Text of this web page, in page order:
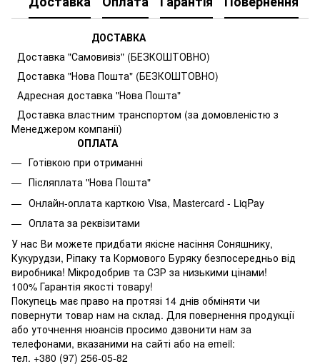
ДОСТАВКА
Доставка "Самовивіз" (БЕЗКОШТОВНО)
Доставка "Нова Пошта" (БЕЗКОШТОВНО)
Адресная доставка "Нова Пошта"
Доставка властним транспортом (за домовленістю з
Менеджером компанії)
ОПЛАТА
Готівкою при отриманні
Післяплата "Нова Пошта"
Онлайн-оплата карткою Visa, Mastercard - LiqPay
Оплата за реквізитами
У нас Ви можете придбати якісне насіння Соняшнику,
Кукурудзи, Ріпаку та Кормового Буряку безпосередньо від
виробника! Мікродобрив та СЗР за низькими цінами!
100% Гарантія якості товару!
Покупець має право на протязі 14 днів обміняти чи
повернути товар нам на склад. Для повернення продукції
або уточнення нюансів просимо дзвонити нам за
телефонами, вказаними на сайті або на emeil:
тел. +380 (97) 256-05-82